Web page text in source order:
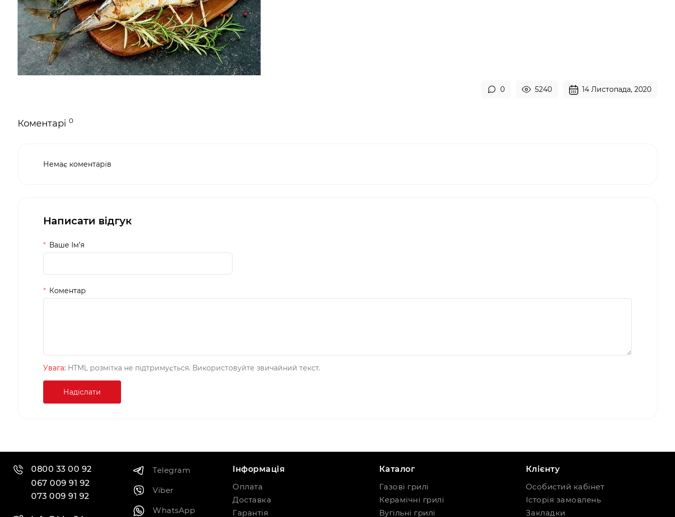
0 5240 14 Листопада, 2020
Коментарі 0
Немає коментарів
Написати відгук
Ваше Iм’я
Коментар
Увага: HTML розмітка не підтримується. Використовуйте звичайний текст.
Надіслати
0800 33 00 92
067 009 91 92
073 009 91 92
Telegram
Viber
WhatsApp
Інформація
Оплата
Доставка
Гарантія
Каталог
Газові грилі
Керамічні грилі
Вугільні грилі
Клієнту
Особистий кабінет
Історія замовлень
Закладки